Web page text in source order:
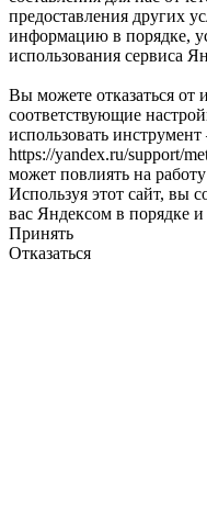
предоставления других
информацию в порядке,
использования сервиса
Вы можете отказаться от
соответствующие
использовать
https://yandex.ru/support/
может повлиять на
Используя этот сайт, вы
вас Яндексом в порядке
Принять
Отказаться